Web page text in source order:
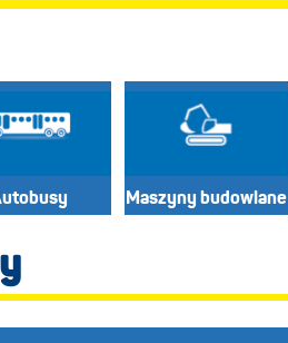
Maszyny budowlane